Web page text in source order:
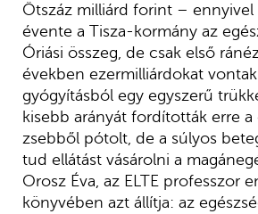
Ötszáz milliárd forint –
évente a Tisza-kormány az
Óriási összeg, de csak első
években ezermilliárdokat
gyógyításból egy egyszerű
kisebb arányát fordították erre a
zsebből pótolt, de a súlyos
tud ellátást vásárolni a
Orosz Éva, az ELTE professzor
könyvében azt állítja: az